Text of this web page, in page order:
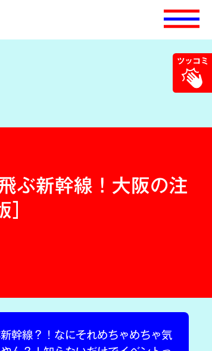
ぶ新幹線！大阪の注
］
幹線？！なにそれめちゃめちゃ気